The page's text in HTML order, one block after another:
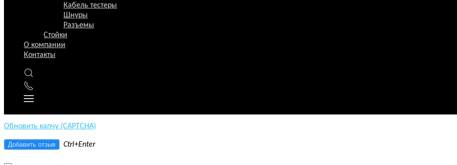
Кабель тестеры
Шнуры
Разъемы
Стойки
О компании
Контакты
Обновить капчу (CAPTCHA)
Добавить отзыв Ctrl+Enter